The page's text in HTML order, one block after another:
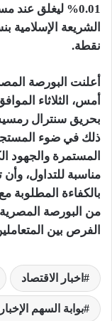
نقطة.
أعلنت البورصة
بحريق سنترال
ذلك في ضوء
المستمرة والجهود
مناسبة للتداول،
بالكفاءة المطلوبة
من البورصة
الفرص بين
اخبار الاقتصاد
بوابة السهم